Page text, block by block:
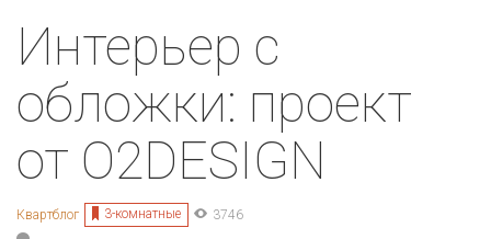
Интерьер с
обложки: проект
от O2DESIGN
Квартблог 3-комнатные 3746